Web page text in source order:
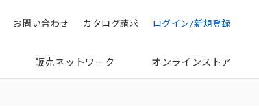
検索 ログイン/新規登録
カタログ請求
お問い合わせ
販売ネットワーク オンラインストア